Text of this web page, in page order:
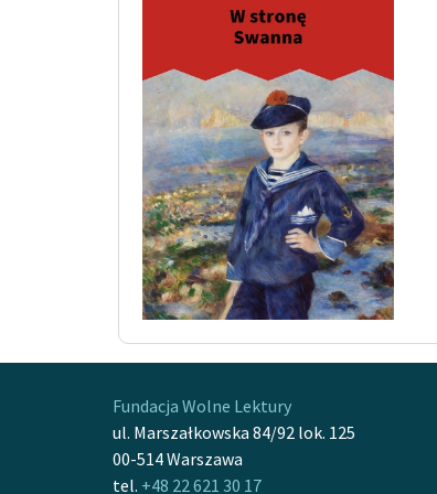
Fundacja Wolne Lektury
ul. Marszałkowska 84/92 lok. 125
00-514 Warszawa
tel. +48 22 621 30 17